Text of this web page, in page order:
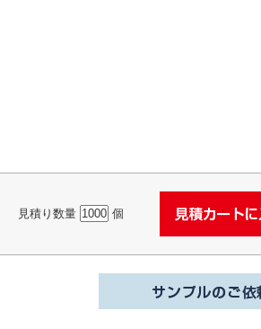
見積り数量 個